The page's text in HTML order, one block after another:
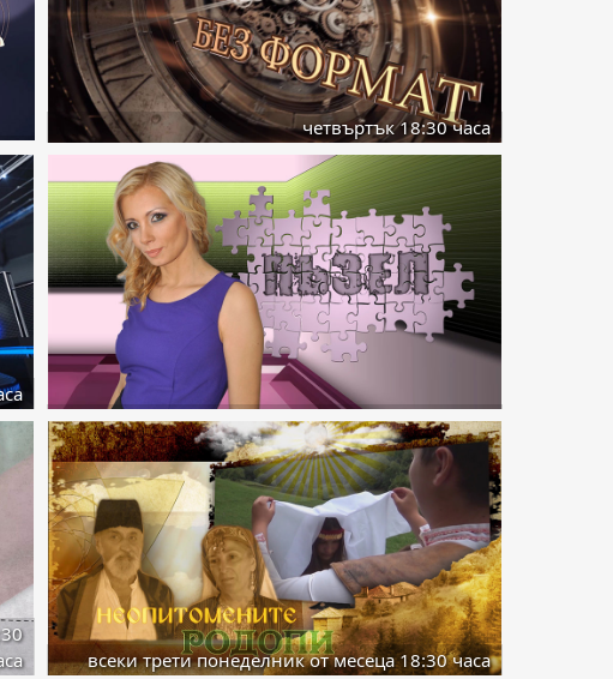
четвъртък 18:30 часа
всеки трети понеделник от месеца 18:30 часа